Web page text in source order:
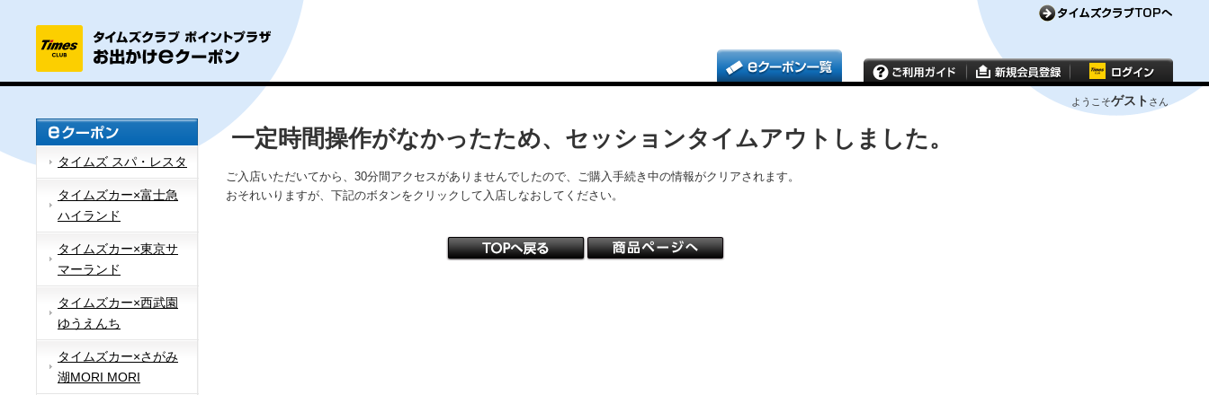
ようこそゲスト さん
タイムズ スパ・レスタ
タイムズカー×富士急
ハイランド
タイムズカー×東京サ
マーランド
タイムズカー×西武園
ゆうえんち
タイムズカー×さがみ
湖MORI MORI
一定時間操作がなかったため、セッションタイムアウトしました。
ご入店いただいてから、30分間アクセスがありませんでしたので、ご購入手続き中の情報がクリアされます。
おそれいりますが、下記のボタンをクリックして入店しなおしてください。